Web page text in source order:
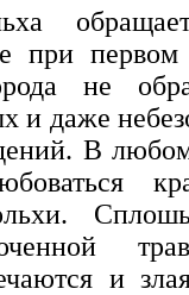
при первом
не
и даже
В
и